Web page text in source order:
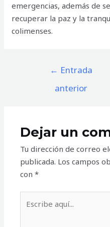
emergencias, además de
recuperar la paz y la
colimenses.
Navegación
entradas
← Entrada
anterior
Dejar un
Tu dirección de correo
publicada. Los campos
con*
aquí...